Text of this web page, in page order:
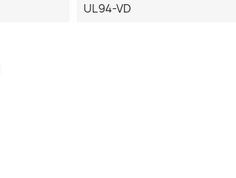
UL94-VD